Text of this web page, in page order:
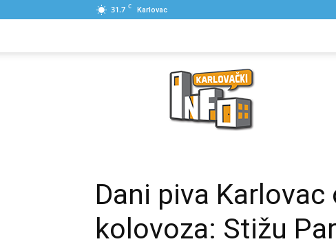
31.7 C Karlovac
Karlovački
Dani piva Karlovac
kolovoza: Stižu